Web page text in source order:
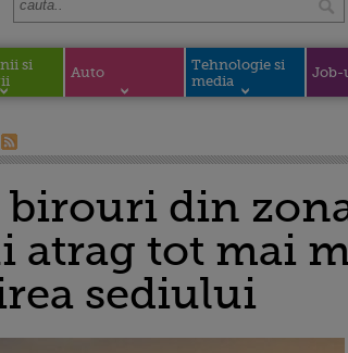
si
Auto
Tehnologie si
media
Job-
birouri din
atrag tot mai
sediului